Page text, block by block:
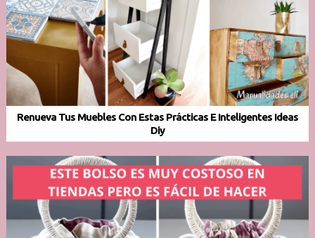
Renueva Tus Muebles Con Estas Prácticas E Inteligentes Ideas
Diy